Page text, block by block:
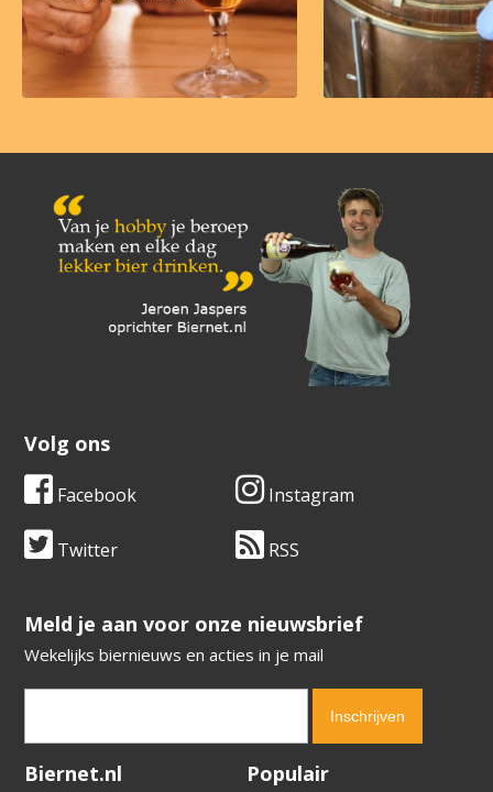
Volg ons
Facebook Instagram
Twitter RSS
​​​​​​​Meld je aan voor onze nieuwsbrief
Wekelijks biernieuws en acties in je mail
Verification code:
Biernet.nl Populair